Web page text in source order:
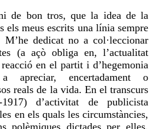
de bon tros, que la idea de la
els meus escrits una línia sempre
dedicat no a col·leccionar
(a açò obliga en, l’actualitat
en el partit i d’hegemonia
apreciar, encertadament o
reals de la vida. En el transcurs
d’activitat de publicista
en els quals les circumstàncies,
polèmiques dictades per elles,